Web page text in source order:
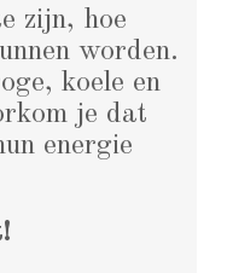
zijn, hoe
worden.
koele en
je dat
energie